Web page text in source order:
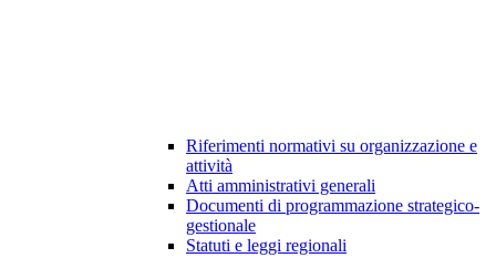
Riferimenti normativi su organizzazione e
attività
Atti amministrativi generali
Documenti di programmazione strategico-
gestionale
Statuti e leggi regionali